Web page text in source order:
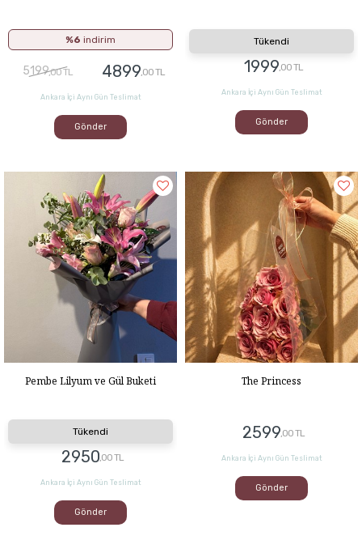
%6 indirim
5199,00 TL 4899,00 TL
Ankara İçi Aynı Gün Teslimat
Gönder
Tükendi
1999,00 TL
Ankara İçi Aynı Gün Teslimat
Gönder
Pembe Lilyum ve Gül Buketi
Tükendi
2950,00 TL
Ankara İçi Aynı Gün Teslimat
Gönder
The Princess
2599,00 TL
Ankara İçi Aynı Gün Teslimat
Gönder